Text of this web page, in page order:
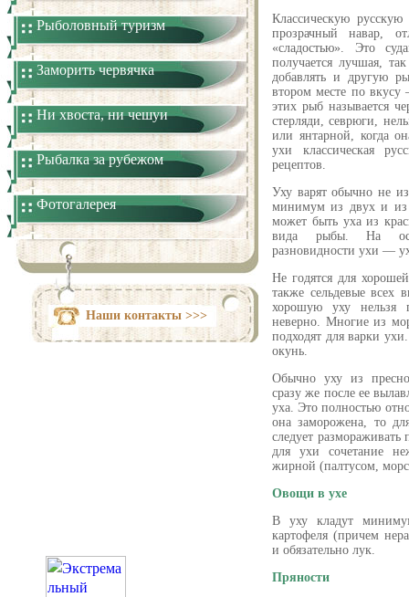
Рыболовный туризм
Заморить червячка
Ни хвоста, ни чешуи
Рыбалка за рубежом
Фотогалерея
Наши контакты >>>
Классическую
прозрачный навар,
«сладостью». Это
получается лучшая,
добавлять и другую
втором месте по вкусу
этих рыб называется
стерляди, севрюги,
или янтарной, когда
ухи классическая
рецептов.
Уху варят обычно не
минимум из двух и из
может быть уха из
вида рыбы. На
разновидности ухи —
Не годятся для
также сельдевые всех
хорошую уху нельзя
неверно. Многие из
подходят для варки
окунь.
Обычно уху из
сразу же после ее
уха. Это полностью
она заморожена, то
следует размораживать
для ухи сочетание
жирной (палтусом,
Овощи в ухе
В уху кладут
картофеля (причем
и обязательно лук.
Пряности